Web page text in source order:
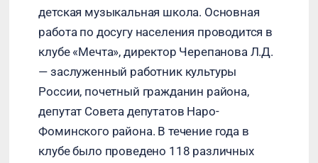
детская музыкальная школа. Основная
работа по досугу населения проводится в
клубе «Мечта», директор Черепанова Л.Д.
— заслуженный работник культуры
России, почетный гражданин района,
депутат Совета депутатов Наро-
Фоминского района. В течение года в
клубе было проведено 118 различных